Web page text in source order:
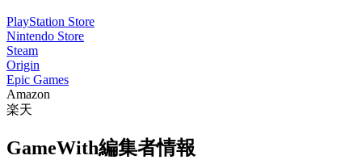
PlayStation Store
Nintendo Store
Steam
Origin
Epic Games
Amazon
楽天
GameWith編集者情報